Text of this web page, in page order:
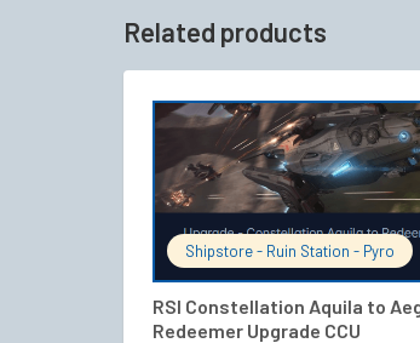
Related products
Shipstore - Ruin Station - Pyro
RSI Constellation Aquila to
Redeemer Upgrade CCU
IN DEN